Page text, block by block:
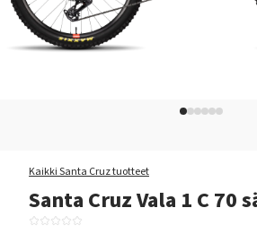
Kaikki Santa Cruz tuotteet
Santa Cruz Vala 1 C 70